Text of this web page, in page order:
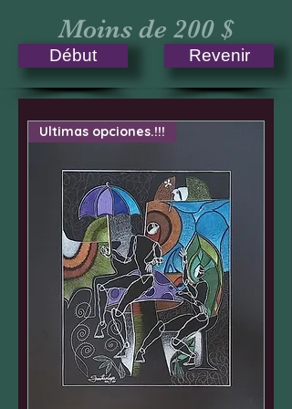
Moins de 200 $
Début Revenir
Ultimas opciones.!!!